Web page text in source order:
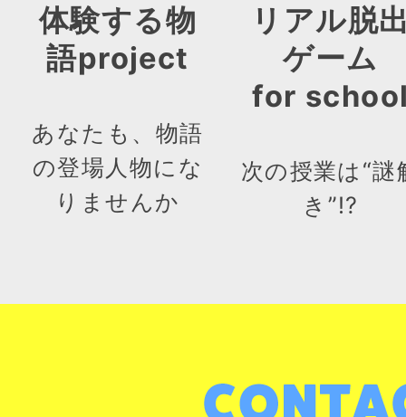
体験する物
語project
あなたも、物語
の登場人物にな
りませんか
リアル脱
ゲーム
for
次の授業は“謎
き”!?